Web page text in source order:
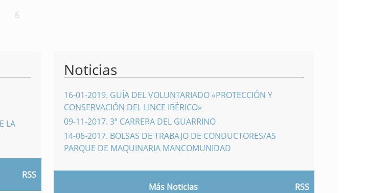
6
LA
RSS
Noticias
16-01-2019. GUÍA DEL VOLUNTARIADO «PROTECCIÓN Y
CONSERVACIÓN DEL LINCE IBÉRICO»
09-11-2017. 3ª CARRERA DEL GUARRINO
14-06-2017. BOLSAS DE TRABAJO DE CONDUCTORES/AS
PARQUE DE MAQUINARIA MANCOMUNIDAD
Más Noticias RSS